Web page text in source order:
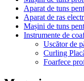
Aparat de tuns
Aparat de ras
Mașini de tuns
Instrumente de
Uscător de
Curling
Foarfece